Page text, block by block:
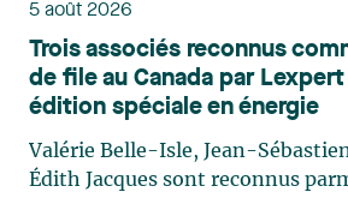
5 août 2026
Trois associés reconnus
de file au Canada par
édition spéciale en énergie
Valérie Belle-Isle, Jean-
Édith Jacques sont reconnus